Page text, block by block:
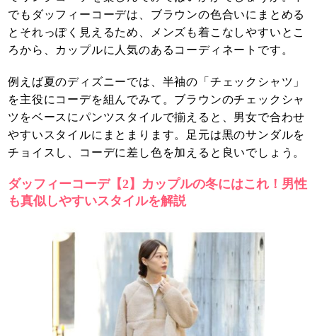
でもダッフィーコーデは、ブラウンの色合いにまとめる
とそれっぽく見えるため、メンズも着こなしやすいとこ
ろから、カップルに人気のあるコーディネートです。
例えば夏のディズニーでは、半袖の「チェックシャツ」
を主役にコーデを組んでみて。ブラウンのチェックシャ
ツをベースにパンツスタイルで揃えると、男女で合わせ
やすいスタイルにまとまります。足元は黒のサンダルを
チョイスし、コーデに差し色を加えると良いでしょう。
ダッフィーコーデ【2】カップルの冬にはこれ！男性
も真似しやすいスタイルを解説